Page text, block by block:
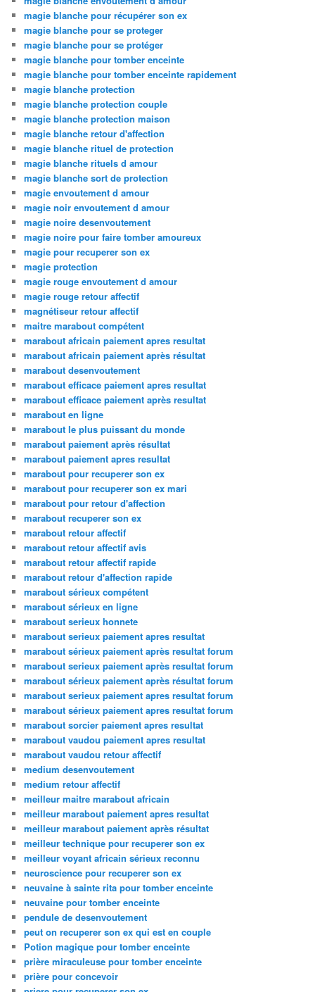
magie blanche pour récupérer son ex
magie blanche pour se proteger
magie blanche pour se protéger
magie blanche pour tomber enceinte
magie blanche pour tomber enceinte rapidement
magie blanche protection
magie blanche protection couple
magie blanche protection maison
magie blanche retour d'affection
magie blanche rituel de protection
magie blanche rituels d amour
magie blanche sort de protection
magie envoutement d amour
magie noir envoutement d amour
magie noire desenvoutement
magie noire pour faire tomber amoureux
magie pour recuperer son ex
magie protection
magie rouge envoutement d amour
magie rouge retour affectif
magnétiseur retour affectif
maitre marabout compétent
marabout africain paiement apres resultat
marabout africain paiement après résultat
marabout desenvoutement
marabout efficace paiement apres resultat
marabout efficace paiement après resultat
marabout en ligne
marabout le plus puissant du monde
marabout paiement après résultat
marabout paiement apres resultat
marabout pour recuperer son ex
marabout pour recuperer son ex mari
marabout pour retour d'affection
marabout recuperer son ex
marabout retour affectif
marabout retour affectif avis
marabout retour affectif rapide
marabout retour d'affection rapide
marabout sérieux compétent
marabout sérieux en ligne
marabout serieux honnete
marabout serieux paiement apres resultat
marabout sérieux paiement après resultat forum
marabout serieux paiement après resultat forum
marabout sérieux paiement après résultat forum
marabout serieux paiement apres resultat forum
marabout sérieux paiement apres resultat forum
marabout sorcier paiement apres resultat
marabout vaudou paiement apres resultat
marabout vaudou retour affectif
medium desenvoutement
medium retour affectif
meilleur maitre marabout africain
meilleur marabout paiement apres resultat
meilleur marabout paiement après résultat
meilleur technique pour recuperer son ex
meilleur voyant africain sérieux reconnu
neuroscience pour recuperer son ex
neuvaine à sainte rita pour tomber enceinte
neuvaine pour tomber enceinte
pendule de desenvoutement
peut on recuperer son ex qui est en couple
Potion magique pour tomber enceinte
prière miraculeuse pour tomber enceinte
prière pour concevoir